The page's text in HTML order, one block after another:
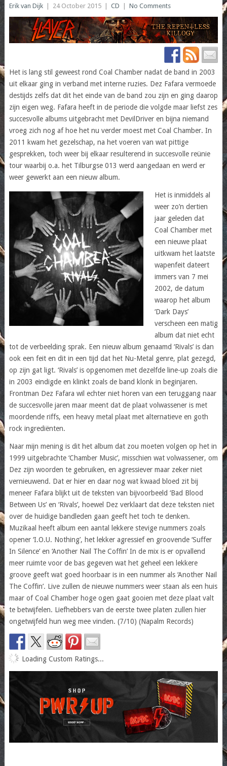
Erik van Dijk 24 October 2015 CD No Comments
Het is lang stil geweest rond Coal Chamber nadat de band in 2003
uit elkaar ging in verband met interne ruzies. Dez Fafara vermoede
destijds zelfs dat dit het einde van de band zou zijn en ging daarop
zijn eigen weg. Fafara heeft in de periode die volgde maar liefst zes
succesvolle albums uitgebracht met DevilDriver en bijna niemand
vroeg zich nog af hoe het nu verder moest met Coal Chamber. In
2011 kwam het gezelschap, na het voeren van wat pittige
gesprekken, toch weer bij elkaar resulterend in succesvolle reünie
tour waarbij o.a. het Tilburgse 013 werd aangedaan en werd er
weer gewerkt aan een nieuw album.
Het is inmiddels al
weer zo’n dertien
jaar geleden dat
Coal Chamber met
een nieuwe plaat
uitkwam het laatste
wapenfeit dateert
immers van 7 mei
2002, de datum
waarop het album
‘Dark Days’
verscheen een matig
album dat niet echt
tot de verbeelding sprak. Een nieuw album genaamd ‘Rivals’ is dan
ook een feit en dit in een tijd dat het Nu-Metal genre, plat gezegd,
op zijn gat ligt. ‘Rivals’ is opgenomen met dezelfde line-up zoals die
in 2003 eindigde en klinkt zoals de band klonk in beginjaren.
Frontman Dez Fafara wil echter niet horen van een teruggang naar
de succesvolle jaren maar meent dat de plaat volwassener is met
moordende riffs, een heavy metal plaat met alternatieve en goth
rock ingrediënten.
Naar mijn mening is dit het album dat zou moeten volgen op het in
1999 uitgebrachte ‘Chamber Music’, misschien wat volwassener, om
Dez zijn woorden te gebruiken, en agressiever maar zeker niet
vernieuwend. Dat er hier en daar nog wat kwaad bloed zit bij
meneer Fafara blijkt uit de teksten van bijvoorbeeld ‘Bad Blood
Between Us’ en ‘Rivals’, hoewel Dez verklaart dat deze teksten niet
over de huidige bandleden gaan geeft het toch te denken.
Muzikaal heeft album een aantal lekkere stevige nummers zoals
opener ‘I.O.U. Nothing’, het lekker agressief en groovende ‘Suffer
In Silence’ en ‘Another Nail The Coffin’ In de mix is er opvallend
meer ruimte voor de bas gegeven wat het geheel een lekkere
groove geeft wat goed hoorbaar is in een nummer als ‘Another Nail
The Coffin’. Live zullen de nieuwe nummers weer staan als een huis
maar of Coal Chamber hoge ogen gaat gooien met deze plaat valt
te betwijfelen. Liefhebbers van de eerste twee platen zullen hier
ongetwijfeld hun weg mee vinden. (7/10) (Napalm Records)
Loading Custom Ratings...